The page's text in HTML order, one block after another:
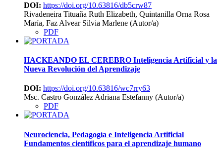
DOI: https://doi.org/10.63816/db5crw87
Rivadeneira Tituaña Ruth Elizabeth, Quintanilla Orna Rosa
María, Faz Alvear Silvia Marlene (Autor/a)
PDF
HACKEANDO EL CEREBRO Inteligencia Artificial y la
Nueva Revolución del Aprendizaje
DOI: https://doi.org/10.63816/wc7rry63
Msc. Castro González Adriana Estefanny (Autor/a)
PDF
Neurociencia, Pedagogía e Inteligencia Artificial
Fundamentos científicos para el aprendizaje humano